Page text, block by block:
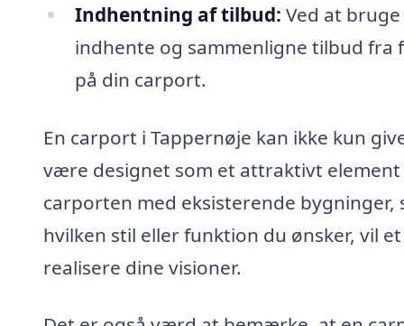
Indhentning af tilbud: Ved at
indhente og sammenligne tilbud fra
på din carport.
En carport i Tappernøje kan ikke kun
være designet som et attraktivt
carporten med eksisterende
hvilken stil eller funktion du ønsker, vil
realisere dine visioner.